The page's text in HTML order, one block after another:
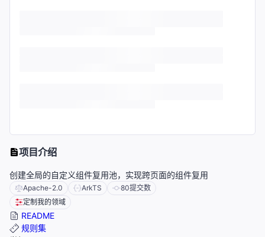
项目介绍
创建全局的自定义组件复用池，实现跨页面的组件复用
Apache-2.0 ArkTS 80提交数
定制我的领域
README
规则集